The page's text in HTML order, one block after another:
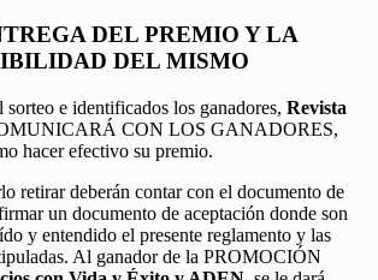
DEL PREMIO Y LA
DEL MISMO
e identificados los ganadores, Revista
CON LOS GANADORES,
hacer efectivo su premio.
retirar deberán contar con el documento de
un documento de aceptación donde son
y entendido el presente reglamento y las
Al ganador de la PROMOCIÓN